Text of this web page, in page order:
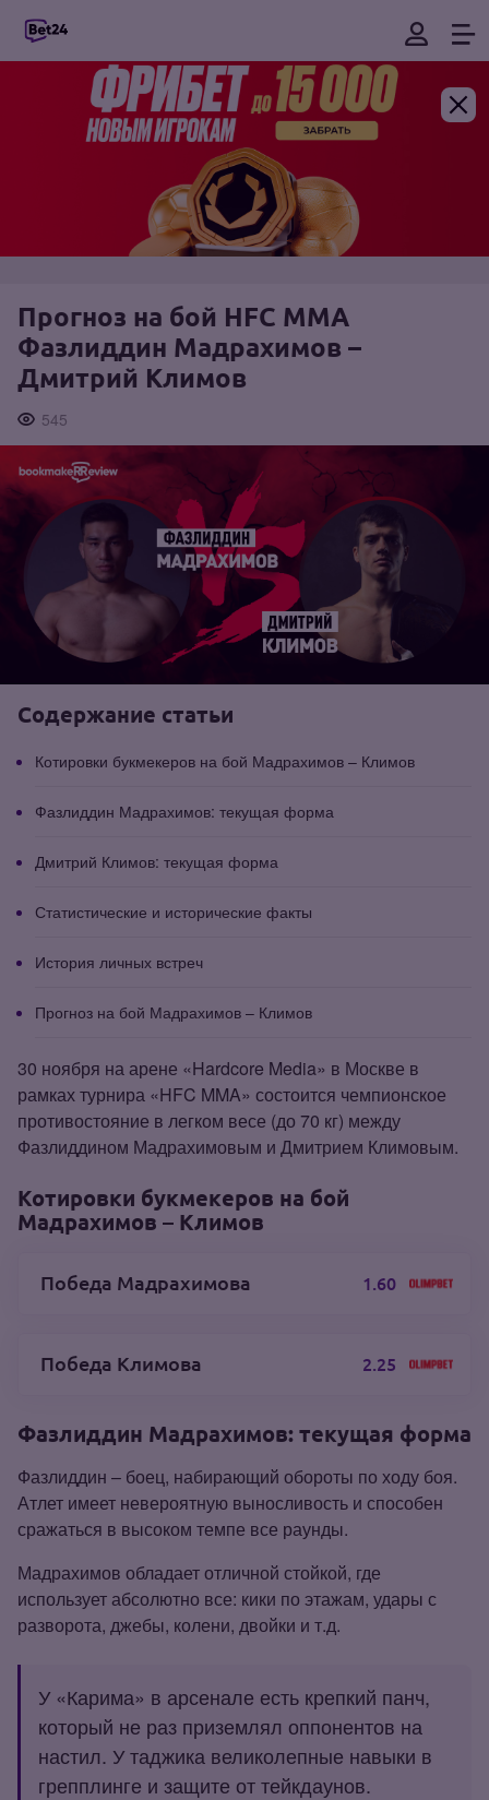
Прогноз на бой HFC MMA
Фазлиддин Мадрахимов –
Дмитрий Климов
545
Содержание статьи
Котировки букмекеров на бой Мадрахимов – Климов
Фазлиддин Мадрахимов: текущая форма
Дмитрий Климов: текущая форма
Статистические и исторические факты
История личных встреч
Прогноз на бой Мадрахимов – Климов
30 ноября на арене «Hardcore Media» в Москве в
рамках турнира «HFC MMA» состоится чемпионское
противостояние в легком весе (до 70 кг) между
Фазлиддином Мадрахимовым и Дмитрием Климовым.
Котировки букмекеров на бой
Мадрахимов – Климов
Победа Мадрахимова 1.60
Победа Климова 2.25
Фазлиддин Мадрахимов: текущая форма
Фазлиддин – боец, набирающий обороты по ходу боя.
Атлет имеет невероятную выносливость и способен
сражаться в высоком темпе все раунды.
Мадрахимов обладает отличной стойкой, где
использует абсолютно все: кики по этажам, удары с
разворота, джебы, колени, двойки и т.д.
У «Карима» в арсенале есть крепкий панч,
который не раз приземлял оппонентов на
настил. У таджика великолепные навыки в
грепплинге и защите от тейкдаунов.